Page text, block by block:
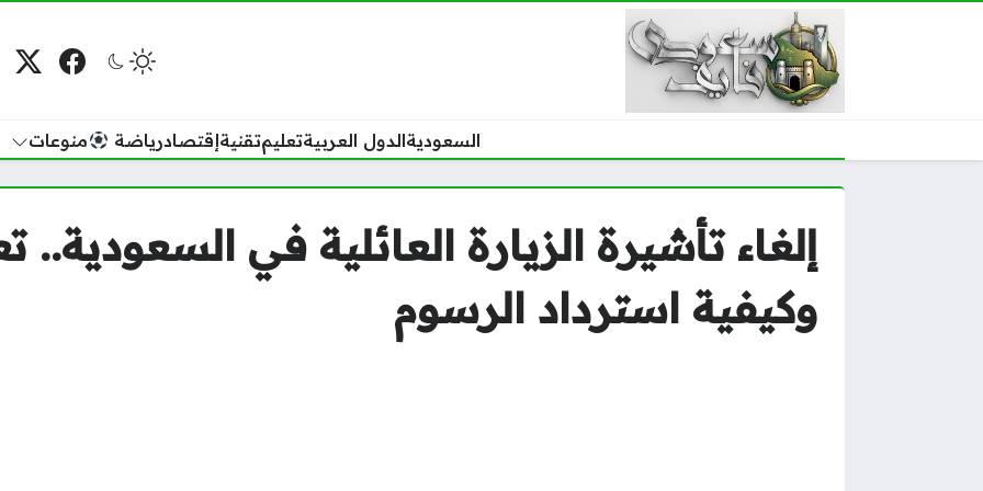
فيسبوك
السعوديةالدول العربيةتعليمتقنيةإقتصادرياضة منوعات
إلغاء تأشيرة الزيارة العائلية في
وكيفية استرداد الرسوم